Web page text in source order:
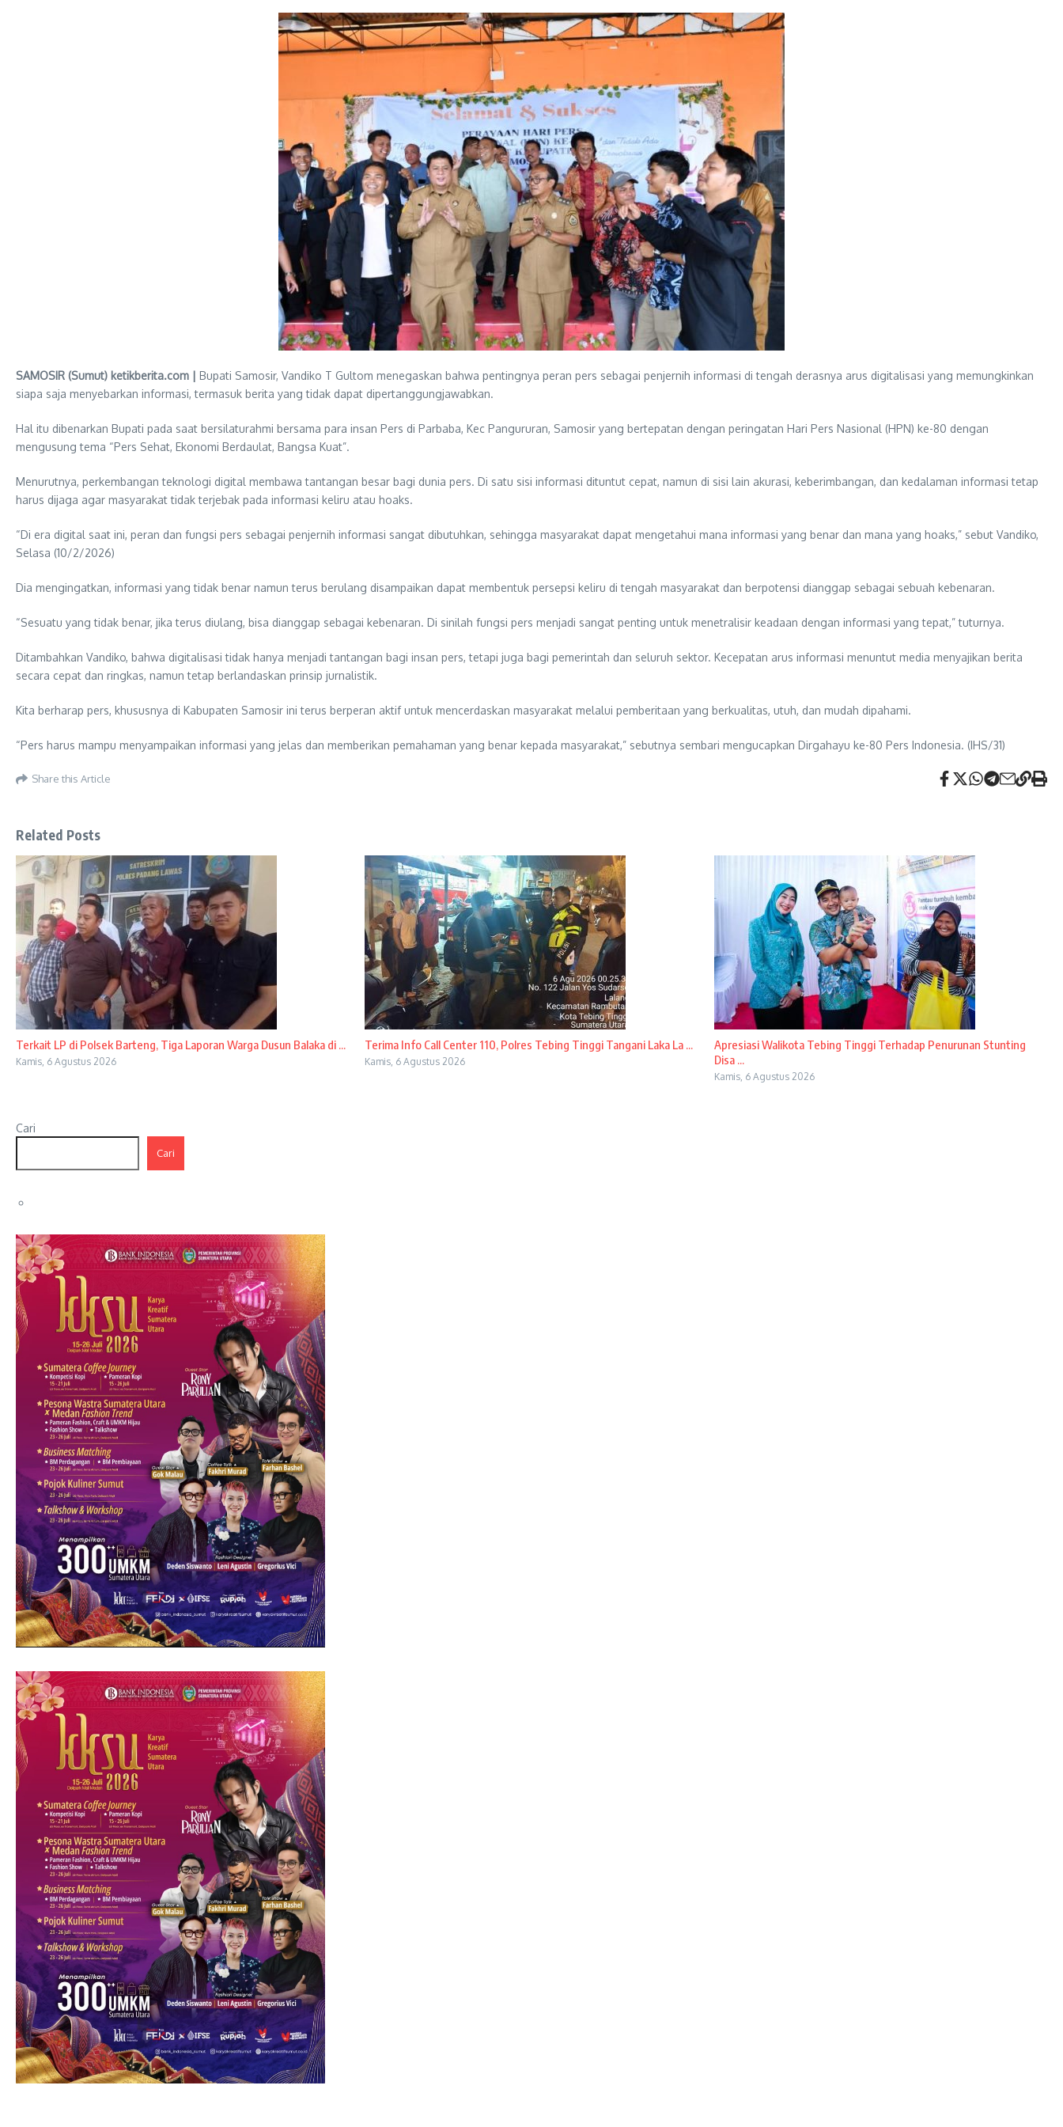
SAMOSIR (Sumut) ketikberita.com | Bupati Samosir, Vandiko T Gultom menegaskan bahwa pentingnya peran pers sebagai penjernih informasi di tengah derasnya arus digitalisasi yang memungkinkan
siapa saja menyebarkan informasi, termasuk berita yang tidak dapat dipertanggungjawabkan.
Hal itu dibenarkan Bupati pada saat bersilaturahmi bersama para insan Pers di Parbaba, Kec Pangururan, Samosir yang bertepatan dengan peringatan Hari Pers Nasional (HPN) ke-80 dengan
mengusung tema “Pers Sehat, Ekonomi Berdaulat, Bangsa Kuat”.
Menurutnya, perkembangan teknologi digital membawa tantangan besar bagi dunia pers. Di satu sisi informasi dituntut cepat, namun di sisi lain akurasi, keberimbangan, dan kedalaman informasi tetap
harus dijaga agar masyarakat tidak terjebak pada informasi keliru atau hoaks.
“Di era digital saat ini, peran dan fungsi pers sebagai penjernih informasi sangat dibutuhkan, sehingga masyarakat dapat mengetahui mana informasi yang benar dan mana yang hoaks,” sebut Vandiko,
Selasa (10/2/2026)
Dia mengingatkan, informasi yang tidak benar namun terus berulang disampaikan dapat membentuk persepsi keliru di tengah masyarakat dan berpotensi dianggap sebagai sebuah kebenaran.
“Sesuatu yang tidak benar, jika terus diulang, bisa dianggap sebagai kebenaran. Di sinilah fungsi pers menjadi sangat penting untuk menetralisir keadaan dengan informasi yang tepat,” tuturnya.
Ditambahkan Vandiko, bahwa digitalisasi tidak hanya menjadi tantangan bagi insan pers, tetapi juga bagi pemerintah dan seluruh sektor. Kecepatan arus informasi menuntut media menyajikan berita
secara cepat dan ringkas, namun tetap berlandaskan prinsip jurnalistik.
Kita berharap pers, khususnya di Kabupaten Samosir ini terus berperan aktif untuk mencerdaskan masyarakat melalui pemberitaan yang berkualitas, utuh, dan mudah dipahami.
“Pers harus mampu menyampaikan informasi yang jelas dan memberikan pemahaman yang benar kepada masyarakat,” sebutnya sembari mengucapkan Dirgahayu ke-80 Pers Indonesia. (IHS/31)
Share this Article
Related Posts
Terkait LP di Polsek Barteng, Tiga Laporan Warga Dusun Balaka di ...
Kamis, 6 Agustus 2026
Terima Info Call Center 110, Polres Tebing Tinggi Tangani Laka La ...
Kamis, 6 Agustus 2026
Apresiasi Walikota Tebing Tinggi Terhadap Penurunan Stunting
Disa ...
Kamis, 6 Agustus 2026
Cari
Cari